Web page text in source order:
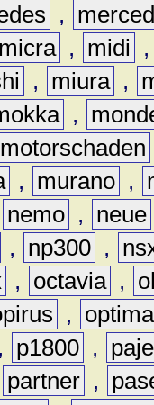
,
micra , midi
, miura ,
,
motorschaden
, murano ,
nemo , neue
, np300 ,
, octavia ,
,
optima
, p1800 ,
partner ,